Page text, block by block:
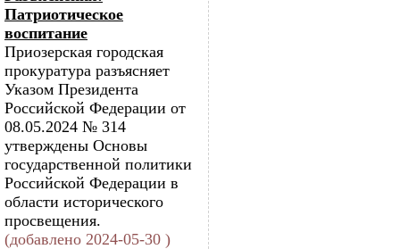
Патриотическое
воспитание
Приозерская городская
прокуратура разъясняет
Указом Президента
Российской Федерации от
08.05.2024 № 314
утверждены Основы
государственной политики
Российской Федерации в
области исторического
просвещения.
(добавлено 2024-05-30 )